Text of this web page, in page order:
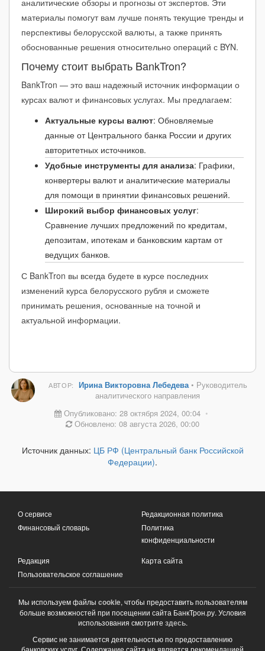
материалы помогут вам лучше понять текущие тренды и
перспективы белорусской валюты, а также принять
обоснованные решения относительно операций с BYN.
Почему стоит выбрать BankTron?
BankTron — это ваш надежный источник информации о
курсах валют и финансовых услугах. Мы предлагаем:
Актуальные курсы валют: Обновляемые
данные от Центрального банка России и других
авторитетных источников.
Удобные инструменты для анализа: Графики,
конвертеры валют и аналитические материалы
для помощи в принятии финансовых решений.
Широкий выбор финансовых услуг:
Сравнение лучших предложений по кредитам,
депозитам, ипотекам и банковским картам от
ведущих банков.
С BankTron вы всегда будете в курсе последних
изменений курса белорусского рубля и сможете
принимать решения, основанные на точной и
актуальной информации.
АВТОР: Ирина Викторовна Лебедева• Руководитель
аналитического направления
Опубликовано: 28 октября 2024, 00:04 •
Обновлено: 08 августа 2026, 00:00
Источник данных: ЦБ РФ (Центральный банк Российской
Федерации).
О сервисе
Финансовый словарь
Редакционная политика
Политика
конфиденциальности
Редакция
Пользовательское соглашение
Карта сайта
Мы используем файлы cookie, чтобы предоставить пользователям
больше возможностей при посещении сайта БанкТрон.ру. Условия
использования смотрите здесь.
Сервис не занимается деятельностью по предоставлению
банковских услуг. Содержание сайта не является рекомендацией